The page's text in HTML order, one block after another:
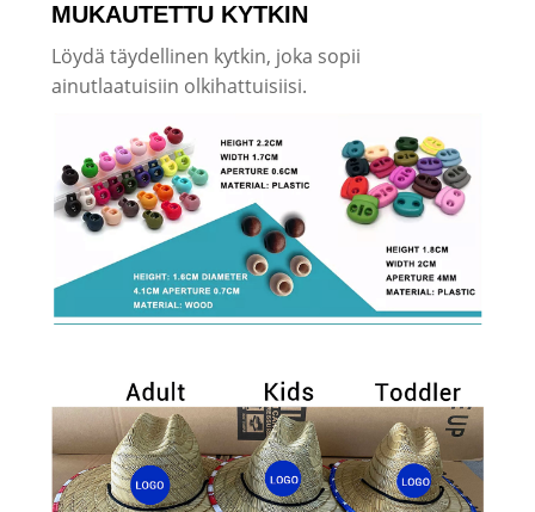
MUKAUTETTU KYTKIN
Löydä täydellinen kytkin, joka sopii
ainutlaatuisiin olkihattuisiisi.